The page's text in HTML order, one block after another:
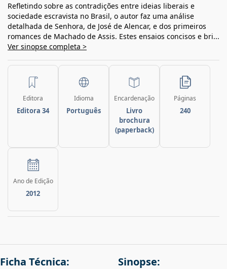
Refletindo sobre as contradições entre ideias liberais e
sociedade escravista no Brasil, o autor faz uma análise
detalhada de Senhora, de José de Alencar, e dos primeiros
romances de Machado de Assis. Estes ensaios concisos e bri...
Ver sinopse completa >
Editora
Editora 34
Idioma
Português
Encardenação
Livro
brochura
(paperback)
Páginas
240
Ano de Edição
2012
Ficha Técnica: Sinopse: